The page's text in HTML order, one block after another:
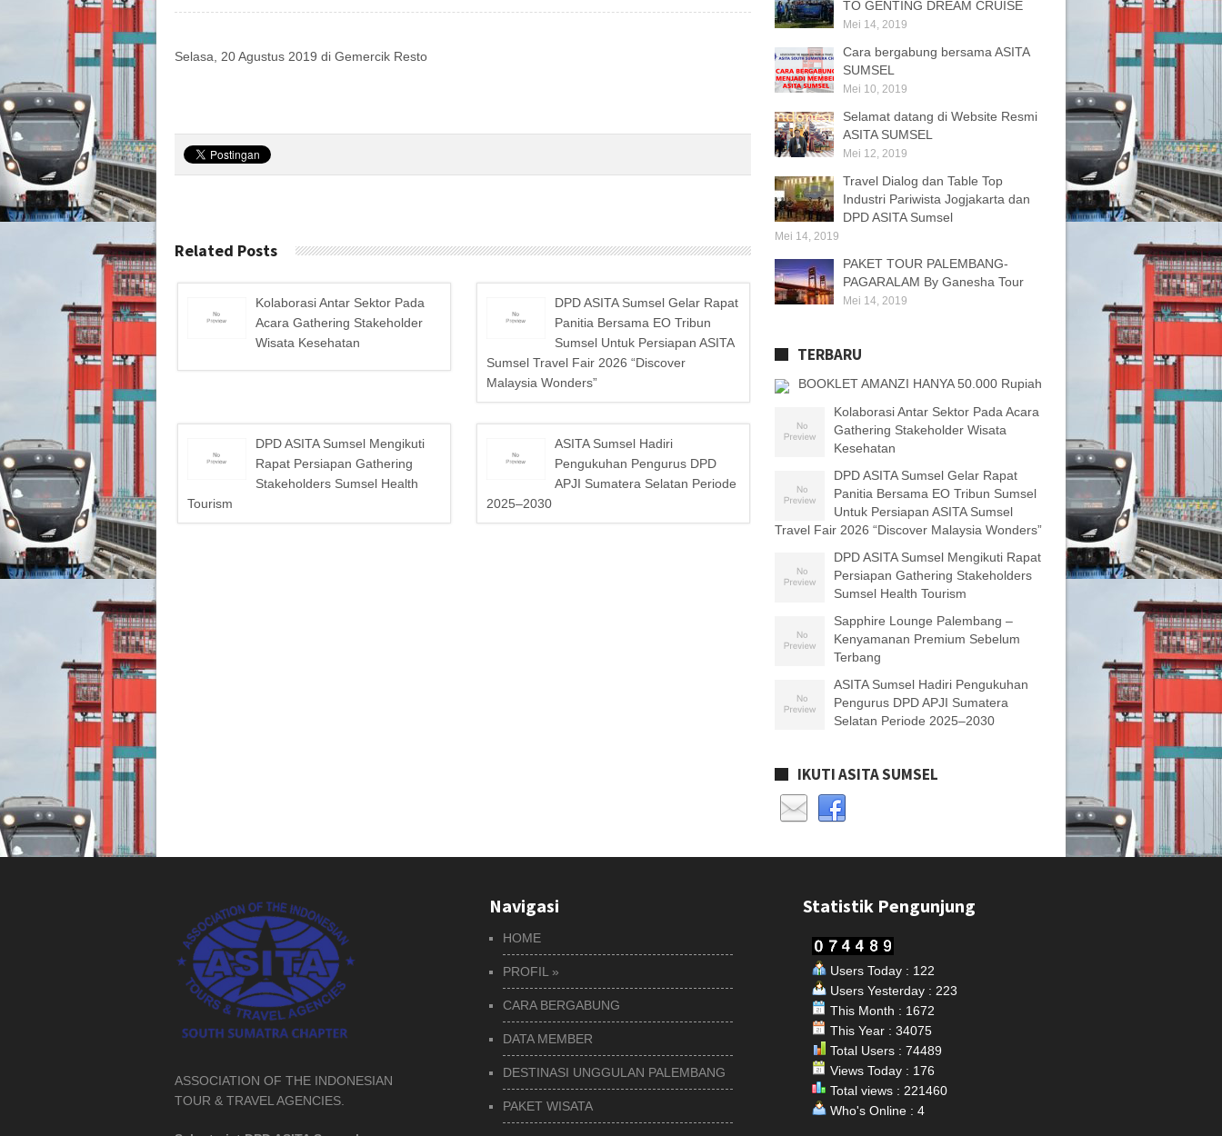
Selasa, 20 Agustus 2019 di Gemercik Resto
Related Posts
Kolaborasi Antar Sektor Pada
Acara Gathering Stakeholder
Wisata Kesehatan
DPD ASITA Sumsel Gelar Rapat
Panitia Bersama EO Tribun
Sumsel Untuk Persiapan ASITA
Sumsel Travel Fair 2026 “Discover
Malaysia Wonders”
DPD ASITA Sumsel Mengikuti
Rapat Persiapan Gathering
Stakeholders Sumsel Health
Tourism
ASITA Sumsel Hadiri
Pengukuhan Pengurus DPD
APJI Sumatera Selatan Periode
2025–2030
TO GENTING DREAM CRUISE
Mei 14, 2019
Cara bergabung bersama ASITA
SUMSEL
Mei 10, 2019
Selamat datang di Website Resmi
ASITA SUMSEL
Mei 12, 2019
Travel Dialog dan Table Top
Industri Pariwista Jogjakarta dan
DPD ASITA Sumsel
Mei 14, 2019
PAKET TOUR PALEMBANG-
PAGARALAM By Ganesha Tour
Mei 14, 2019
TERBARU
BOOKLET AMANZI HANYA 50.000 Rupiah
Kolaborasi Antar Sektor Pada Acara
Gathering Stakeholder Wisata
Kesehatan
DPD ASITA Sumsel Gelar Rapat
Panitia Bersama EO Tribun Sumsel
Untuk Persiapan ASITA Sumsel
Travel Fair 2026 “Discover Malaysia Wonders”
DPD ASITA Sumsel Mengikuti Rapat
Persiapan Gathering Stakeholders
Sumsel Health Tourism
Sapphire Lounge Palembang –
Kenyamanan Premium Sebelum
Terbang
ASITA Sumsel Hadiri Pengukuhan
Pengurus DPD APJI Sumatera
Selatan Periode 2025–2030
IKUTI ASITA SUMSEL
ASSOCIATION OF THE INDONESIAN
TOUR & TRAVEL AGENCIES.
Navigasi
HOME
PROFIL »
CARA BERGABUNG
DATA MEMBER
DESTINASI UNGGULAN PALEMBANG
PAKET WISATA
Statistik Pengunjung
Users Today : 122
Users Yesterday : 223
This Month : 1672
This Year : 34075
Total Users : 74489
Views Today : 176
Total views : 221460
Who's Online : 4